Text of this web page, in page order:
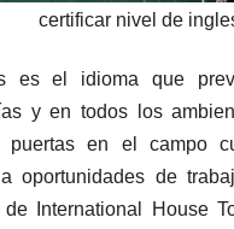
certificar nivel de
es el idioma que
y en todos los
puertas en el campo
oportunidades de
de International House